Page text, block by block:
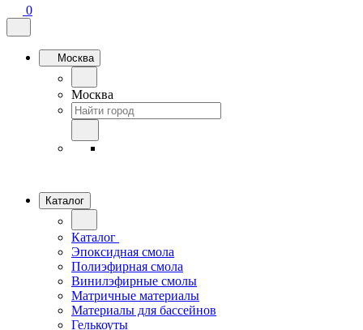
0
Москва
Москва
Каталог
Каталог
Эпоксидная смола
Полиэфирная смола
Винилэфирные смолы
Матричные материалы
Материалы для бассейнов
Гелькоуты